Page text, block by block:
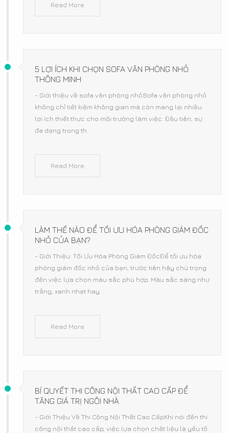
Read More
5 LỢI ÍCH KHI CHỌN SOFA VĂN PHÒNG NHỎ
THÔNG MINH
- Giới thiệu về sofa văn phòng nhỏSofa văn phòng nhỏ
không chỉ tiết kiệm không gian mà còn mang lại nhiều
lợi ích thiết thực cho môi trường làm việc. Đầu tiên, sự
đa dạng trong th
Read More
LÀM THẾ NÀO ĐỂ TỐI ƯU HÓA PHÒNG GIÁM ĐỐC
NHỎ CỦA BẠN?
- Giới Thiệu: Tối Ưu Hóa Phòng Giám ĐốcĐể tối ưu hóa
phòng giám đốc nhỏ của bạn, trước tiên hãy chú trọng
đến việc lựa chọn màu sắc phù hợp. Màu sắc sáng như
trắng, xanh nhạt hay
Read More
BÍ QUYẾT THI CÔNG NỘI THẤT CAO CẤP ĐỂ
TĂNG GIÁ TRỊ NGÔI NHÀ
- Giới Thiệu Về Thi Công Nội Thất Cao CấpKhi nói đến thi
công nội thất cao cấp, việc lựa chọn chất liệu là yếu tố